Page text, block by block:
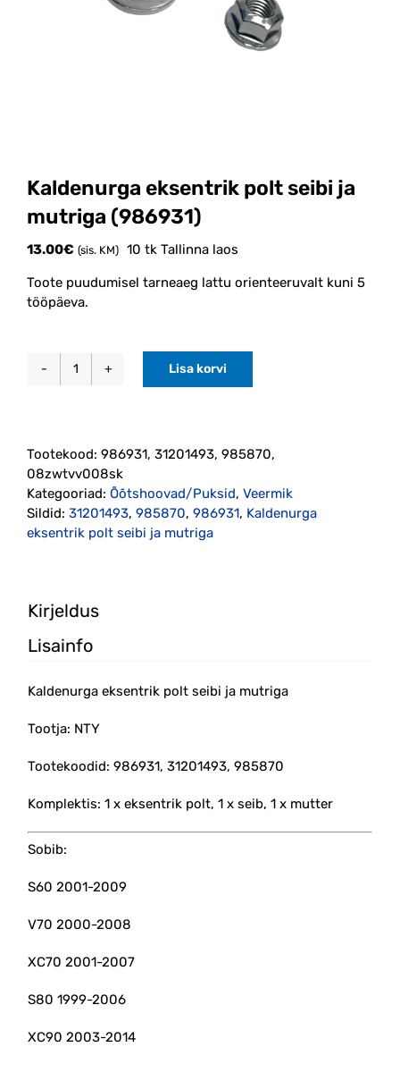
Kaldenurga eksentrik polt seibi ja
mutriga (986931)
13.00€ (sis. KM) 10 tk Tallinna laos
Toote puudumisel tarneaeg lattu orienteeruvalt kuni 5
tööpäeva.
Kaldenurga
ja
mutriga
(986931)
kogus
Lisa korvi
Tootekood: 986931, 31201493, 985870,
08zwtvv008sk
Kategooriad: Õõtshoovad/Puksid, Veermik
Sildid: 31201493, 985870, 986931, Kaldenurga
eksentrik polt seibi ja mutriga
Kirjeldus
Lisainfo
Kaldenurga eksentrik polt seibi ja mutriga
Tootja: NTY
Tootekoodid: 986931, 31201493, 985870
Komplektis: 1 x eksentrik polt, 1 x seib, 1 x mutter
Sobib:
S60 2001-2009
V70 2000-2008
XC70 2001-2007
S80 1999-2006
XC90 2003-2014